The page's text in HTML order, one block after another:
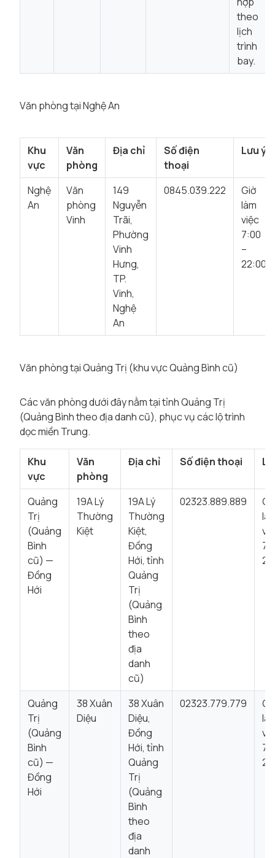
theo
lịch
trình
bay.
Văn phòng tại Nghệ An
Khu
vực
Văn
phòng
Địa chỉ
Số điện
thoại
Lưu ý
Nghệ
An
Văn
phòng
Vinh
149
Nguyễn
Trãi,
Phường
Vinh
Hưng,
TP.
Vinh,
Nghệ
An
0845.039.222
Giờ
làm
việc
7:00
–
22:00
Văn phòng tại Quảng Trị (khu vực Quảng Bình cũ)
Các văn phòng dưới đây nằm tại tỉnh Quảng Trị
(Quảng Bình theo địa danh cũ), phục vụ các lộ trình
dọc miền Trung.
Khu
vực
Văn
phòng
Địa chỉ Số điện thoại
Quảng
Trị
(Quảng
Bình
cũ) —
Đồng
Hới
19A Lý
Thường
Kiệt
19A Lý
Thường
Kiệt,
Đồng
Hới, tỉnh
Quảng
Trị
(Quảng
Bình
theo
địa
danh
cũ)
02323.889.889
Quảng
Trị
(Quảng
Bình
cũ) —
Đồng
Hới
38 Xuân
Diệu
38 Xuân
Diệu,
Đồng
Hới, tỉnh
Quảng
Trị
(Quảng
Bình
theo
địa
danh
02323.779.779